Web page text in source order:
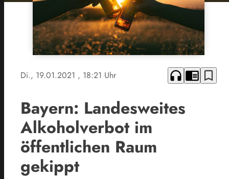
Di., 19.01.2021 , 18:21 Uhr headphones chrome_reader_mode bookmark_border
Bayern: Landesweites
Alkoholverbot im
öffentlichen Raum
gekippt